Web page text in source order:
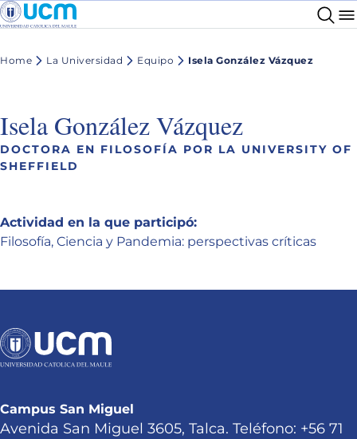
Home La Universidad Equipo Isela González Vázquez
Isela González Vázquez
DOCTORA EN FILOSOFÍA POR LA UNIVERSITY OF
SHEFFIELD
Actividad en la que participó:
Filosofía, Ciencia y Pandemia: perspectivas críticas
Campus San Miguel
Avenida San Miguel 3605, Talca. Teléfono: +56 71